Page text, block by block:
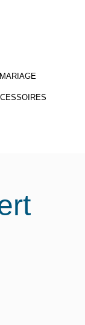
MARIAGE